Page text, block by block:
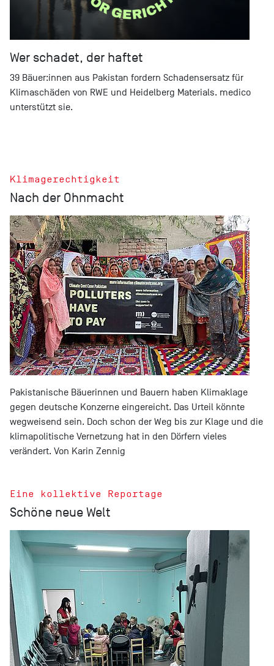
Wer schadet, der haftet
39 Bäuer:innen aus Pakistan fordern Schadensersatz für
Klimaschäden von RWE und Heidelberg Materials. medico
unterstützt sie.
Klimagerechtigkeit
Nach der Ohnmacht
Pakistanische Bäuerinnen und Bauern haben Klimaklage
gegen deutsche Konzerne eingereicht. Das Urteil könnte
wegweisend sein. Doch schon der Weg bis zur Klage und die
klimapolitische Vernetzung hat in den Dörfern vieles
verändert. Von Karin Zennig
Eine kollektive Reportage
Schöne neue Welt